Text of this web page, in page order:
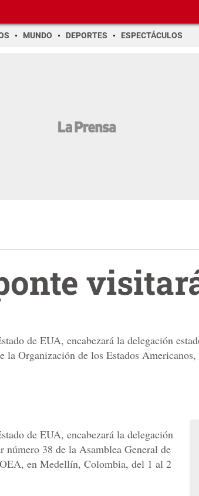
MUNDO DEPORTES ESPECTÁCULOS
de EUA, encabezará la delegación
la Organización de los Estados
de EUA, encabezará la delegación
número 38 de la Asamblea General de
en Medellín, Colombia, del 1 al 2